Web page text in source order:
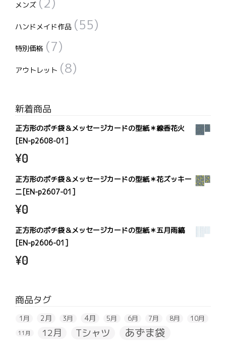
メンズ
ハンドメイド作品 (55)
特別価格 (7)
アウトレット (8)
新着商品
正方形のポチ袋＆メッセージカードの型紙＊線香花火
[EN-p2608-01]
¥0
正方形のポチ袋＆メッセージカードの型紙＊花ズッキー
ニ[EN-p2607-01]
¥0
正方形のポチ袋＆メッセージカードの型紙＊五月雨縞
[EN-p2606-01]
¥0
商品タグ
1月 2月 3月 4月 5月 6月 7月 8月 10月
11月 12月 Tシャツ あずま袋